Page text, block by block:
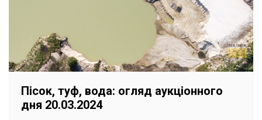
Пісок, туф, вода: огляд аукціонного
дня 20.03.2024